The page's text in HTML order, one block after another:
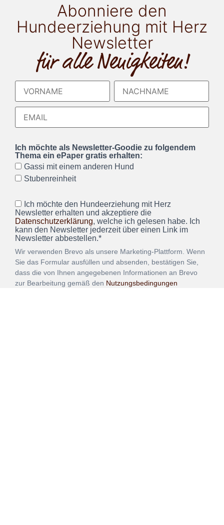
Abonniere den
Hundeerziehung mit Herz
Newsletter
für alle Neuigkeiten!
Ich möchte als Newsletter-Goodie zu folgendem
Thema ein ePaper gratis erhalten:
Gassi mit einem anderen Hund
Stubenreinheit
Ich möchte den Hundeerziehung mit Herz
Newsletter erhalten und akzeptiere die
Datenschutzerklärung, welche ich gelesen habe. Ich
kann den Newsletter jederzeit über einen Link im
Newsletter abbestellen.*
Wir verwenden Brevo als unsere Marketing-Plattform. Wenn
Sie das Formular ausfüllen und absenden, bestätigen Sie,
dass die von Ihnen angegebenen Informationen an Brevo
zur Bearbeitung gemäß den Nutzungsbedingungen